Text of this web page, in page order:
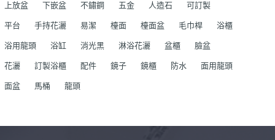
上放盆 下嵌盆 不鏽鋼 五金 人造石 可訂製
平台 手持花灑 易潔 檯面 檯面盆 毛巾桿 浴櫃
浴用龍頭 浴缸 消光黑 淋浴花灑 盆櫃 臉盆
花灑 訂製浴櫃 配件 鏡子 鏡櫃 防水 面用龍頭
面盆 馬桶 龍頭